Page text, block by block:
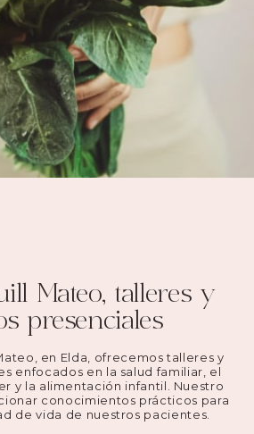
Mateo, talleres y
presenciales
en Elda, ofrecemos talleres y
enfocados en la salud familiar, el
y la alimentación infantil. Nuestro
conocimientos prácticos para
de vida de nuestros pacientes.